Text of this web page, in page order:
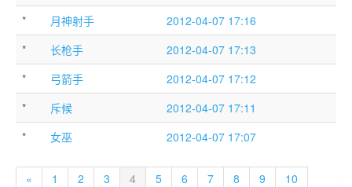
*
月神射手
2012-04-07 17:16
*
长枪手
2012-04-07 17:13
*
弓箭手
2012-04-07 17:12
*
斥候
2012-04-07 17:11
*
女巫 2012-04-07 17:07
« 1 2 3 4 5 6 7 8 9
10